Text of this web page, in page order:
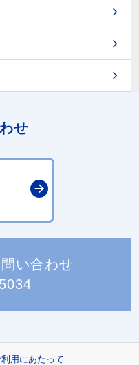
せ
い合わせ
利用にあたって